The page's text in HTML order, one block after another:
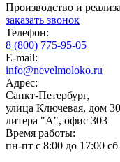
Производство и
заказать звонок
Телефон:
8 (800) 775-95-05
E-mail:
info@nevelmoloko.ru
Адрес:
Санкт-Петербург,
улица Ключевая, дом
литера "А", офис 303
Время работы:
пн-пт с 8:00 до 17:00